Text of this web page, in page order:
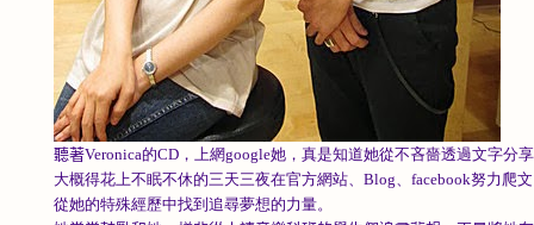
聽著Veronica的CD，上網google她，真是知道她從不吝嗇透過文字分
大概得花上不眠不休的三天三夜在官方網站、Blog、facebook努力爬
從她的特殊經歷中找到追尋夢想的力量。